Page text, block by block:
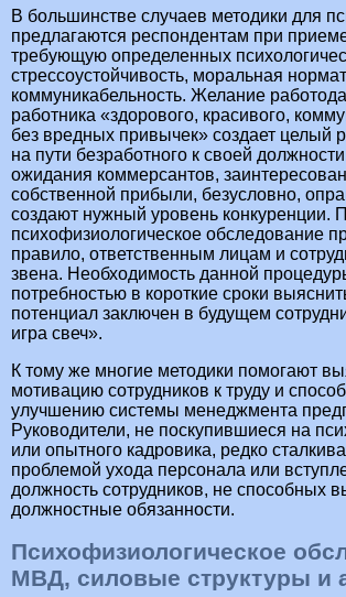
В большинстве случаев методики для
предлагаются респондентам при
требующую определенных
стрессоустойчивость, моральная
коммуникабельность. Желание
работника «здорового, красивого,
без вредных привычек» создает целый
на пути безработного к своей
ожидания коммерсантов,
собственной прибыли, безусловно,
создают нужный уровень конкуренции.
психофизиологическое обследование
правило, ответственным лицам и
звена. Необходимость данной
потребностью в короткие сроки
потенциал заключен в будущем
игра свеч».
К тому же многие методики помогают
мотивацию сотрудников к труду и
улучшению системы менеджмента
Руководители, не поскупившиеся на
или опытного кадровика, редко
проблемой ухода персонала или
должность сотрудников, не способных
должностные обязанности.
Психофизиологическое
МВД, силовые структуры и